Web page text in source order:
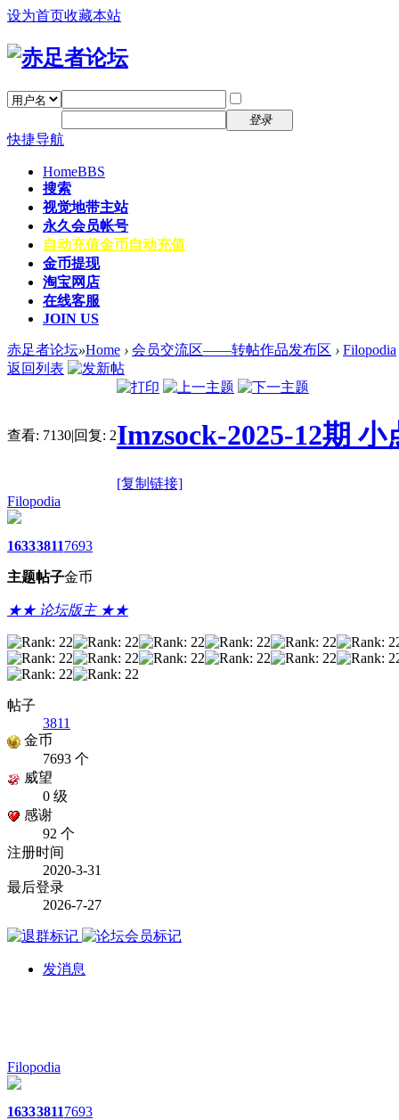
设为首页收藏本站
登录
快捷导航
HomeBBS
搜索
视觉地带主站
永久会员帐号
自动充值金币自动充值
金币提现
淘宝网店
在线客服
JOIN US
赤足者论坛»Home › 会员交流区——转帖作品发布区 › Filopodia
返回列表
查看: 7130|回复: 2Imzsock-2025-12期
[复制链接]
Filopodia
1633
主题
3811
帖子
7693
金币
★★ 论坛版主 ★★
帖子
3811
金币
7693 个
威望
0 级
感谢
92 个
注册时间
2020-3-31
最后登录
2026-7-27
发消息
Filopodia
163338117693